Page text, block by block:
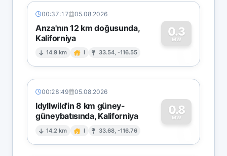
00:37:17 05.08.2026
Anza'nın 12 km doğusunda,
Kaliforniya
14.9 km I 33.54, -116.55
0.3
MW
0
00:28:49 05.08.2026
Idyllwild'in 8 km güney-
güneybatısında, Kaliforniya
14.2 km I 33.68, -116.76
0.8
MW
0